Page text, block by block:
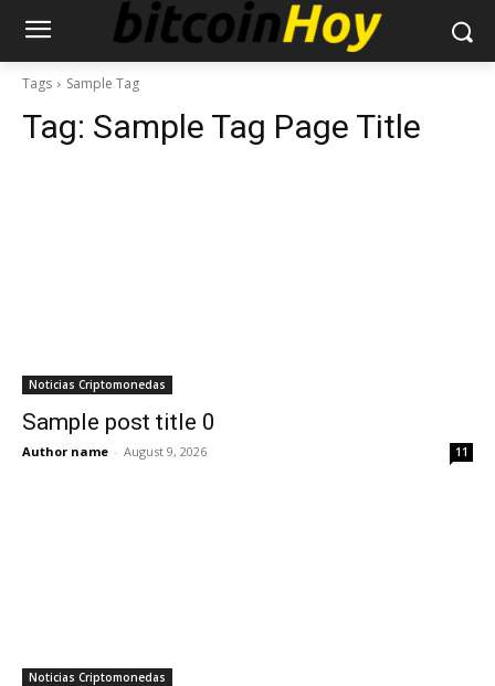
Tags Sample Tag
Tag: Sample Tag Page Title
Noticias Criptomonedas
Sample post title 0
Author name - August 9, 2026 11
Noticias Criptomonedas